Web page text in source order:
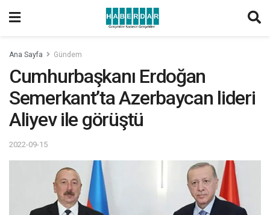
Ana Sayfa Gündem
Cumhurbaşkanı Erdoğan
Semerkant’ta Azerbaycan lideri
Aliyev ile görüştü
2022-09-15